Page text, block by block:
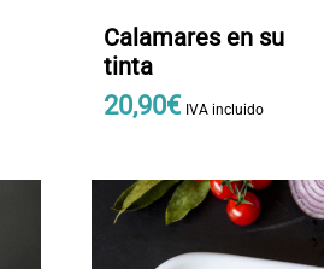
Calamares en su
tinta
20,90€ IVA incluido